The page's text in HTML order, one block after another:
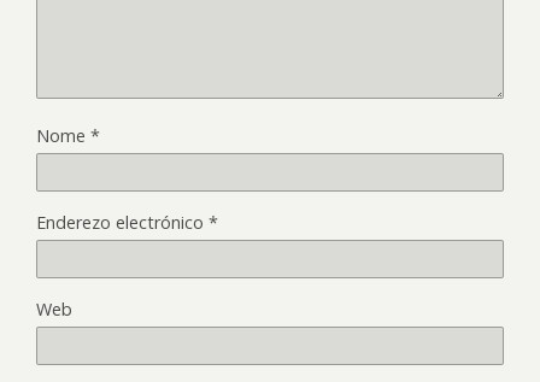
Nome *
Enderezo electrónico *
Web